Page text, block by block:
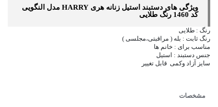
ویژگی های دستبند استیل زنانه هری HARRY مدل النگویی
کد 1460 رنگ طلایی
رنگ : طلایی
رنگ ثابت : بله ( مراقبتی،مجلسی )
مناسب برای : خانم ها
جنس دستبند : استیل
سایز آزاد وکمی قابل تغییر
مشخصات